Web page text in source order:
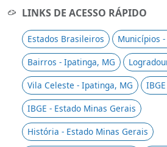
LINKS DE ACESSO RÁPIDO
Estados Brasileiros
Municípios
Bairros - Ipatinga, MG
Vila Celeste - Ipatinga, MG
IBGE - Estado Minas Gerais
História - Estado Minas Gerais